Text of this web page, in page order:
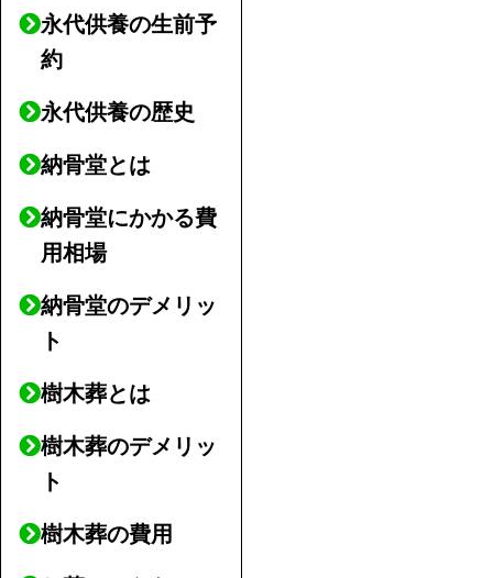
永代供養の生前予
約
永代供養の歴史
納骨堂とは
納骨堂にかかる費
用相場
納骨堂のデメリッ
ト
樹木葬とは
樹木葬のデメリッ
ト
樹木葬の費用